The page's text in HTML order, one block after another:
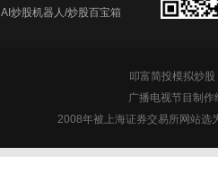
AI炒股机器人/炒股百宝箱
叩富简投模拟炒
广播电视节目制
2008年被上海证券交易所网站选